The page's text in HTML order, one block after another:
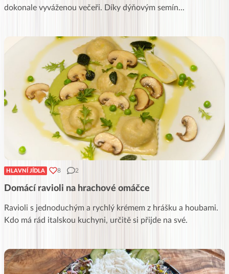
dokonale vyváženou večeři. Díky dýňovým semín...
HLAVNÍ JÍDLA 8 2
Domácí ravioli na hrachové omáčce
Ravioli s jednoduchým a rychlý krémem z hrášku a houbami.
Kdo má rád italskou kuchyni, určitě si přijde na své.